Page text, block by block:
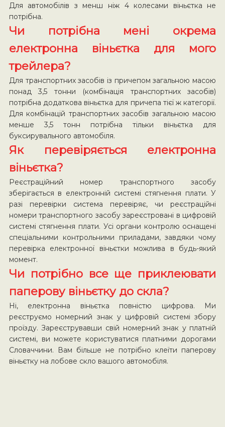
Для автомобілів з менш ніж 4 колесами віньєтка не
потрібна.
Чи потрібна мені окрема
електронна віньєтка для мого
трейлера?
Для транспортних засобів із причепом загальною масою
понад 3,5 тонни (комбінація транспортних засобів)
потрібна додаткова віньєтка для причепа тієї ж категорії.
Для комбінацій транспортних засобів загальною масою
менше 3,5 тонн потрібна тільки віньєтка для
буксирувального автомобіля.
Як перевіряється електронна
віньєтка?
Реєстраційний номер транспортного засобу
зберігається в електронній системі стягнення плати. У
разі перевірки система перевіряє, чи реєстраційні
номери транспортного засобу зареєстровані в цифровій
системі стягнення плати. Усі органи контролю оснащені
спеціальними контрольними приладами, завдяки чому
перевірка електронної віньєтки можлива в будь-який
момент.
Чи потрібно все ще приклеювати
паперову віньєтку до скла?
Ні, електронна віньєтка повністю цифрова. Ми
реєструємо номерний знак у цифровій системі збору
проїзду. Зареєструвавши свій номерний знак у платній
системі, ви можете користуватися платними дорогами
Словаччини. Вам більше не потрібно клеїти паперову
віньєтку на лобове скло вашого автомобіля.